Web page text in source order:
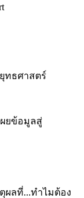
ทธศาสตร์
ผยข้อมูลสู่
ผลที่...ทำไมต้อง